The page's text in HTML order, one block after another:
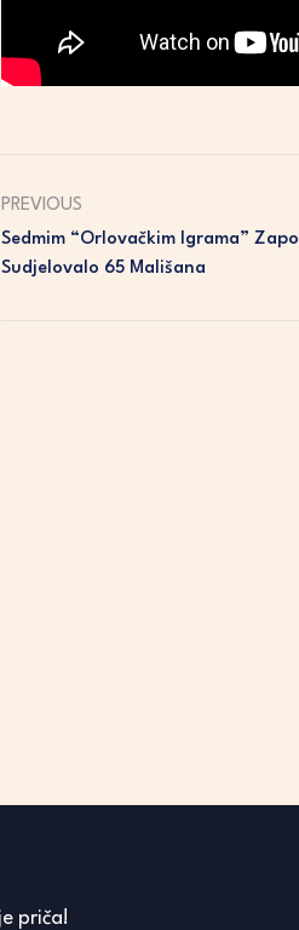
PREVIOUS
Sedmim “Orlovačkim Igrama”
Sudjelovalo 65 Mališana
priča!